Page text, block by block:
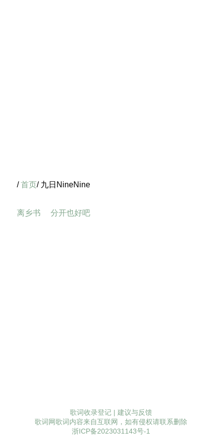
/首页/ 九日NineNine
离乡书 分开也好吧
歌词收录登记 | 建议与反馈
歌词网歌词内容来自互联网，如有侵权请联系删除
浙ICP备2023031143号-1